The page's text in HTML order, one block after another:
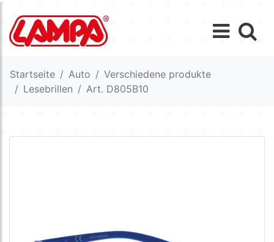
Startseite Auto
Verschiedene produkte
Lesebrillen
Art. D805B10